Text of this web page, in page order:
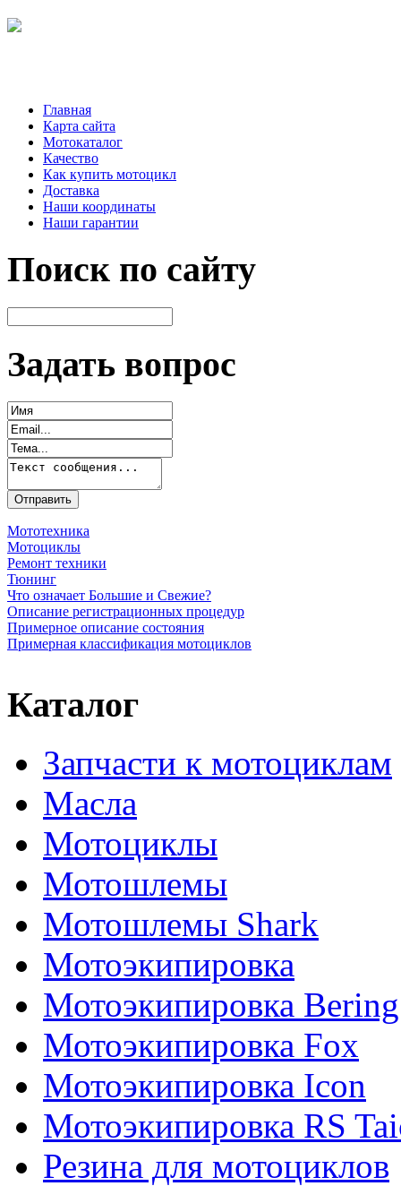
Главная
Карта сайта
Мотокаталог
Качество
Как купить мотоцикл
Доставка
Наши координаты
Наши гарантии
Поиск по сайту
Задать вопрос
Мототехника
Мотоциклы
Ремонт техники
Тюнинг
Что означает Большие и Свежие?
Описание регистрационных процедур
Примерное описание состояния
Примерная классификация мотоциклов
Каталог
Запчасти к мотоциклам
Масла
Мотоциклы
Мотошлемы
Мотошлемы Shark
Мотоэкипировка
Мотоэкипировка Bering
Мотоэкипировка Fox
Мотоэкипировка Icon
Мотоэкипировка RS
Резина для мотоциклов